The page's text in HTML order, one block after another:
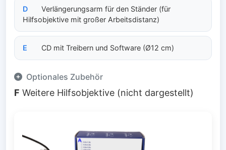
D
Verlängerungsarm für den Ständer (für
Hilfsobjektive mit großer Arbeitsdistanz)
E CD mit Treibern und Software (Ø12 cm)
Optionales Zubehör
F Weitere Hilfsobjektive (nicht dargestellt)